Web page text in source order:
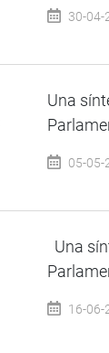
30-04-
Una
05-05-
Una
16-06-